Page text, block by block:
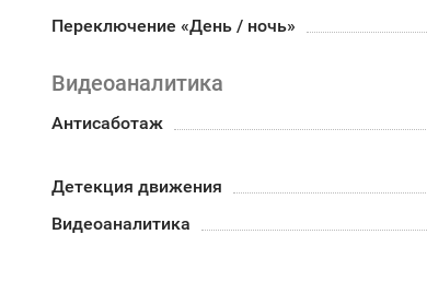
Переключение «День / ночь»
Видеоаналитика
Антисаботаж
Детекция движения
Видеоаналитика